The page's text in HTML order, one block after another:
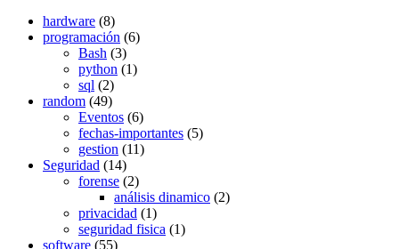
hardware (8)
programación (6)
Bash (3)
python (1)
sql (2)
random (49)
Eventos (6)
fechas-importantes (5)
gestion (11)
Seguridad (14)
forense (2)
análisis dinamico (2)
privacidad (1)
seguridad fisica (1)
software (55)